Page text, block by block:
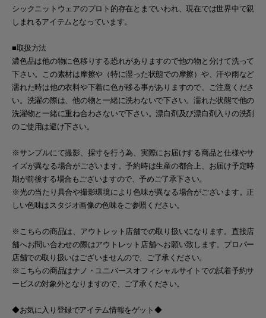
シックニットウェアのプロト的存在とまでいわれ、現在では世界中で親
しまれるアイテムとなっています。
■取扱方法
濃色品は他の物に色移りする恐れがありますので他の物と分けて洗って
下さい。この素材は摩擦や（特に湿った状態での摩擦）や、汗や雨など
濡れた時は他の衣料や下着に色が移る事がありますので、ご注意くださ
い。洗濯の際は、他の物と一緒に洗わないで下さい。濡れた状態で他の
洗濯物と一緒に重ね合わさないで下さい。漂白剤及び漂白剤入りの洗剤
のご使用は避け下さい。
※サンプルにて撮影、採寸を行う為、実際にお届けする商品と仕様やサ
イズが異なる場合がございます。予約時は生産の都合上、お届け予定時
期が前後する場合もございますので、予めご了承下さい。
※光の当たり具合や撮影環境により色味が異なる場合がございます。正
しい色味はスタジオ画像の色味をご参照ください。
※こちらの商品は、アウトレット店舗での取り扱いになります。直接店
舗へお問い合わせの際はアウトレット店舗へお願い致します。プロパー
店舗での取り扱いはございませんので、ご了承ください。
※こちらの商品はナノ・ユニバースオフィシャルサイトでの試着予約サ
ービスの対象外となりますので、ご了承ください。
◆お気に入り登録でアイテム情報をゲット◆